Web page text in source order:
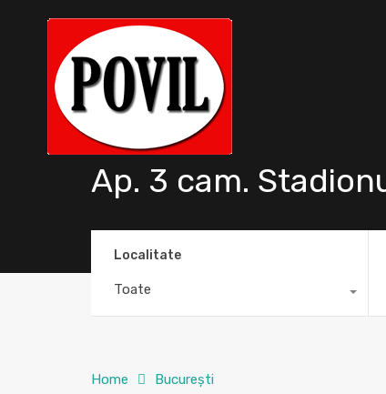
Ap. 3 cam.
Localitate
Toate
Home București